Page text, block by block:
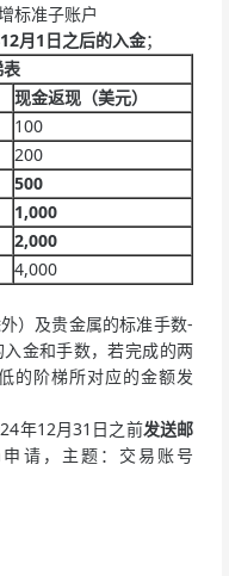
标准子账户
月1日之后的入金；
现金返现（美元）
100
200
500
1,000
2,000
4,000
）及贵金属的标准手数-
金和手数，若完成的两
的阶梯所对应的金额发
年12月31日之前发送邮
申请，主题：交易账号